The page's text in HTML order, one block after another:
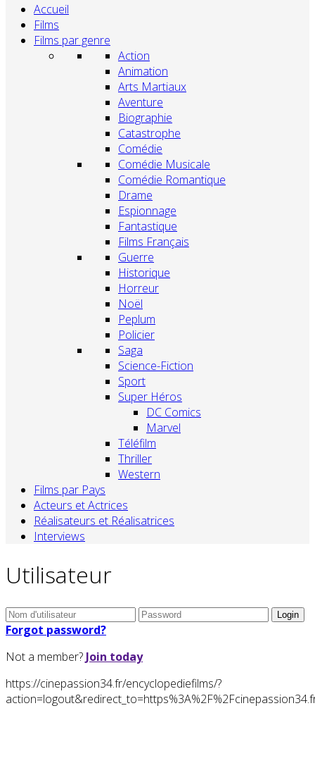
Accueil
Films
Films par genre
Action
Animation
Arts Martiaux
Aventure
Biographie
Catastrophe
Comédie
Comédie Musicale
Comédie Romantique
Drame
Espionnage
Fantastique
Films Français
Guerre
Historique
Horreur
Noël
Peplum
Policier
Saga
Science-Fiction
Sport
Super Héros
DC Comics
Marvel
Téléfilm
Thriller
Western
Films par Pays
Acteurs et Actrices
Réalisateurs et Réalisatrices
Interviews
Utilisateur
Forgot password?
Not a member? Join today
https://cinepassion34.fr/encyclopediefilms/?